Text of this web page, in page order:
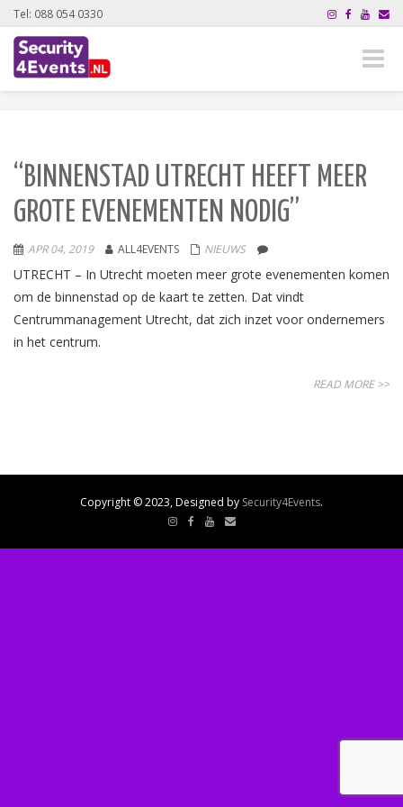
Tel: 088 054 0330
Toggle
“BINNENSTAD UTRECHT HEEFT MEER
GROTE EVENEMENTEN NODIG”
APR 04, 2019 ALL4EVENTS NIEUWS
UTRECHT – In Utrecht moeten meer grote evenementen komen
om de binnenstad op de kaart te zetten. Dat vindt
Centrummanagement Utrecht, dat zich inzet voor ondernemers
in het centrum.
READ MORE >>
Copyright © 2023, Designed by Security4Events.